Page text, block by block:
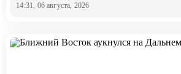
14:31, 06 августа, 2026